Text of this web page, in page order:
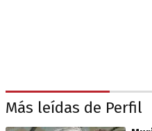
Más leídas de Perfil